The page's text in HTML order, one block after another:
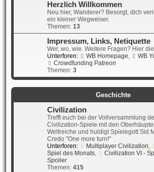
Herzlich Willkommen
Neu hier, Wanderer? Besorgt, dich
ein kleiner Wegweiser.
Themen: 13
Impressum, Links, Netiquette
Wer, wo, wie. Weitere Fragen? Hier
Unterforen:
WB Homepage, WB
Crowdfunding Patreon
Themen: 3
Geschichte
Civilization
Trefft euch bei der Vollversammlung
Civilization-Spiele mit den
Weltreiche und huldigt Spielegott Sid
Credo "One more turn!"
Unterforen:
Multiplayer Civilization,
Spiel des Monats,
Civilization VI -
Spoiler
Themen: 415